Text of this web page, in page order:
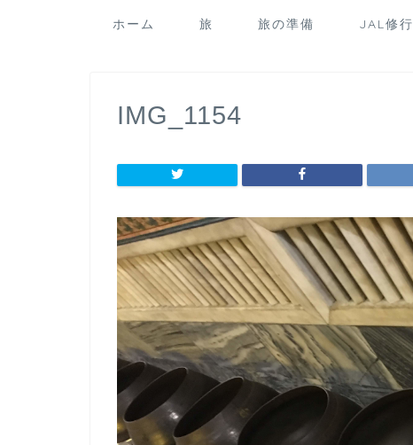
ホーム 旅 旅の準備 JAL修行
IMG_1154